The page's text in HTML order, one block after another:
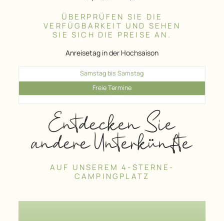
ÜBERPRÜFEN SIE DIE
VERFÜGBARKEIT UND SEHEN
SIE SICH DIE PREISE AN.
Anreisetag in der Hochsaison
Samstag bis Samstag
Freie Termine
Entdecken Sie
andere Unterkünfte
AUF UNSEREM 4-STERNE-
CAMPINGPLATZ